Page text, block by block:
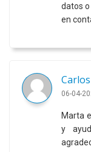
datos o
en
06-04-
Marta
y